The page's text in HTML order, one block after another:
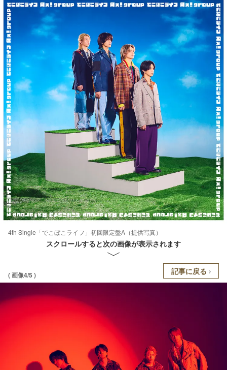
4th Single「でこぼこライフ」初回限定盤A（提供写真）
スクロールすると次の画像が表示されます
( 画像4/5 ) 記事に戻る